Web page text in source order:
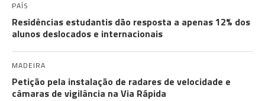
PAÍS
Residências estudantis dão resposta a apenas 12% dos
alunos deslocados e internacionais
MADEIRA
Petição pela instalação de radares de velocidade e
câmaras de vigilância na Via Rápida